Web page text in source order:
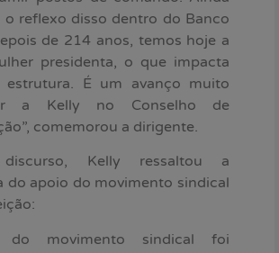
o reflexo disso dentro do Banco
de 214 anos, temos hoje a
presidenta, o que impacta
É um avanço muito
a Kelly no Conselho de
comemorou a dirigente.
Kelly ressaltou a
do apoio do movimento sindical
do movimento sindical foi